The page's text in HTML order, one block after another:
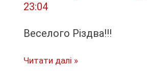
23:04
Веселого Різдва!!!
Веселого
Читати далі »